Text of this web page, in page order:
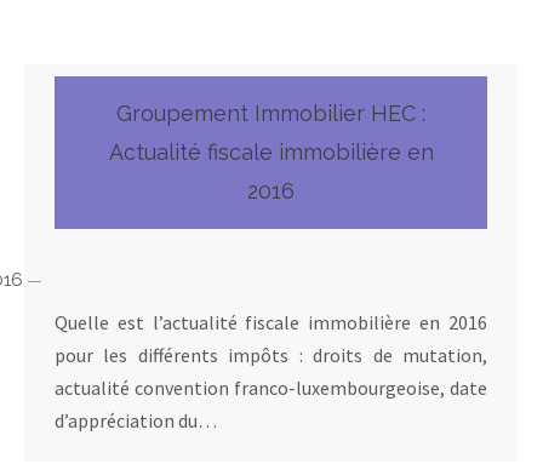
Groupement Immobilier HEC :
Actualité fiscale immobilière en
2016
Quelle est l’actualité fiscale immobilière en 2016
pour les différents impôts : droits de mutation,
actualité convention franco-luxembourgeoise, date
d’appréciation du…